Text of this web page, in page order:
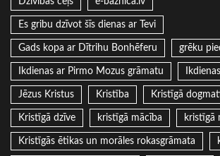
Es gribu dzīvot šīs dienas ar Tevi
Gads kopa ar Dītrihu Bonhēferu grēku
Ikdienas ar Pirmo Mozus grāmatu
Jēzus Kristus Kristība Kristīgā
Kristīgā dzīve kristīgā mācība kristīgā
Kristīgās ētikas un morāles rokasgrāmata